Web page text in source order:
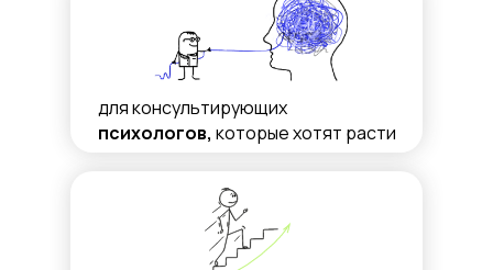
для консультирующих
психологов, которые хотят расти